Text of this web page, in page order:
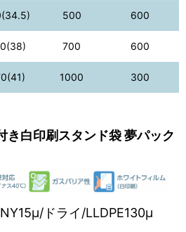
500
600
700
600
1000 300
き白印刷スタンド袋 夢パック
ドライ/LLDPE130μ